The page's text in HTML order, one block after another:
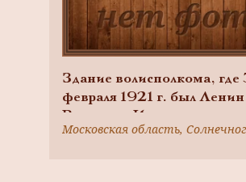
Здание волисполкома, где
февраля 1921 г. был Ленин
Владимир Ильич